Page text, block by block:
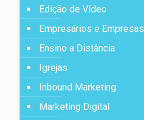
Edição de Vídeo
Empresários e Empresas
Ensino a Distância
Igrejas
Inbound Marketing
Marketing Digital